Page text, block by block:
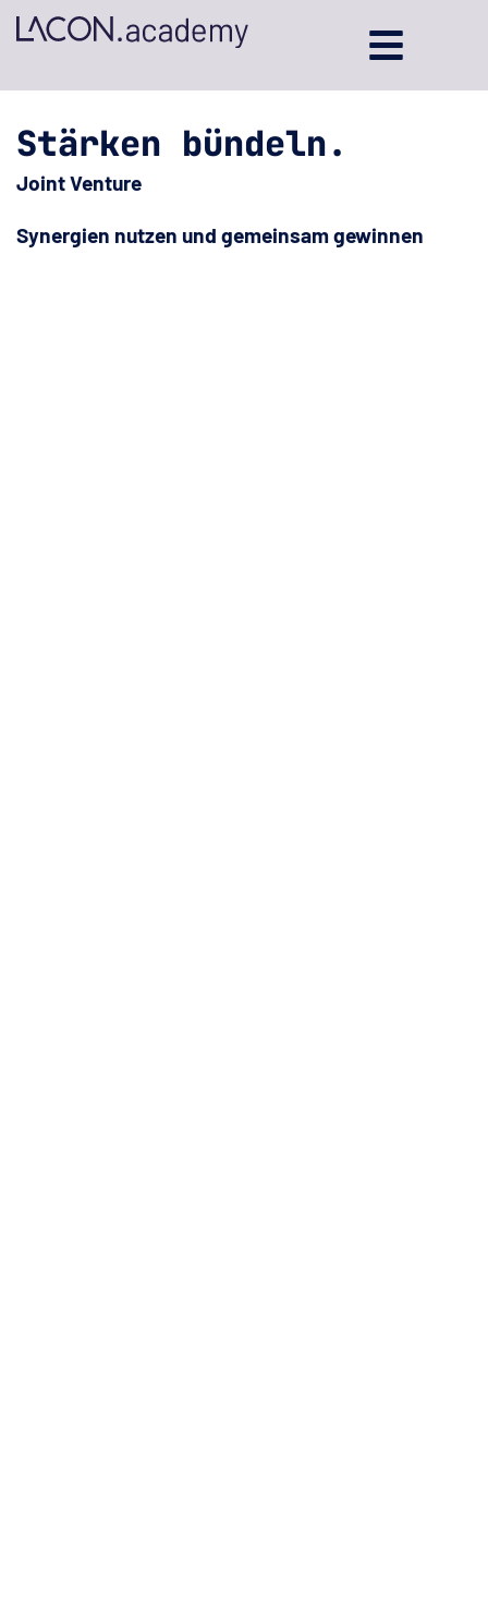
Stärken bündeln.
Joint Venture
Synergien nutzen und gemeinsam gewinnen